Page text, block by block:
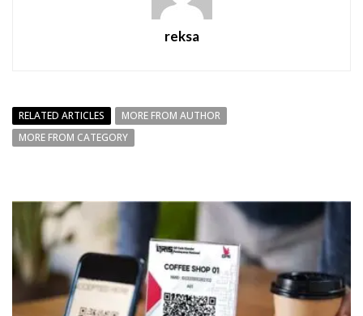
reksa
RELATED ARTICLES
MORE FROM AUTHOR
MORE FROM CATEGORY